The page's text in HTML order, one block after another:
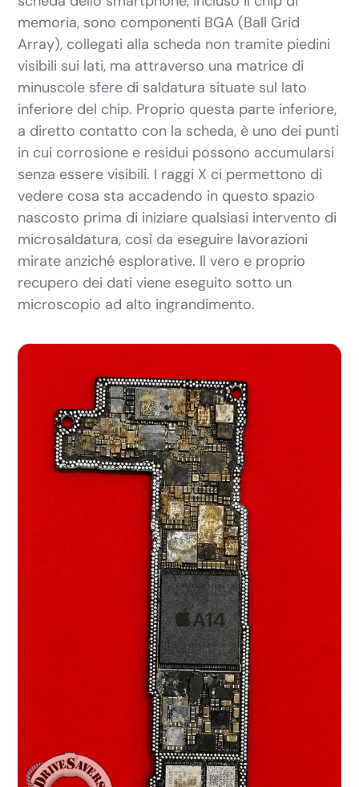
memoria, sono componenti BGA (Ball Grid
Array), collegati alla scheda non tramite piedini
visibili sui lati, ma attraverso una matrice di
minuscole sfere di saldatura situate sul lato
inferiore del chip. Proprio questa parte inferiore,
a diretto contatto con la scheda, è uno dei punti
in cui corrosione e residui possono accumularsi
senza essere visibili. I raggi X ci permettono di
vedere cosa sta accadendo in questo spazio
nascosto prima di iniziare qualsiasi intervento di
microsaldatura, così da eseguire lavorazioni
mirate anziché esplorative. Il vero e proprio
recupero dei dati viene eseguito sotto un
microscopio ad alto ingrandimento.